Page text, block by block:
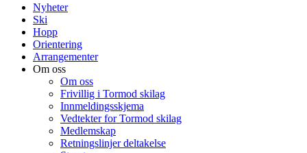
Nyheter
Ski
Hopp
Orientering
Arrangementer
Om oss
Om oss
Frivillig i Tormod skilag
Innmeldingsskjema
Vedtekter for Tormod skilag
Medlemskap
Retningslinjer deltakelse